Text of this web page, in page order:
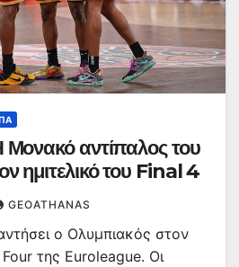
αντίπαλος του
ημιτελικό του Final 4
GEOATHANAS
ο Ολυμπιακός στον
Four της Euroleague. Οι